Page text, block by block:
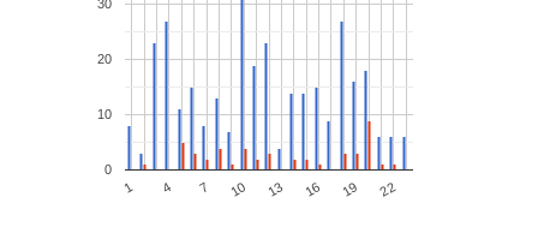
1 4 7 10 13 16 19 22
0
10
20
30